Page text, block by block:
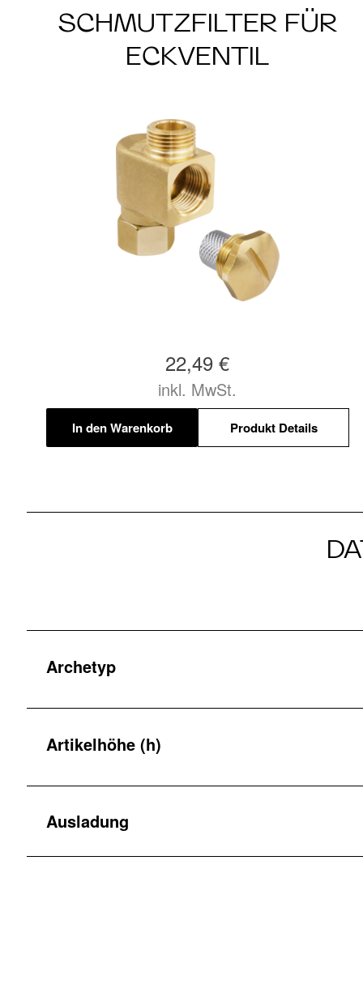
SCHMUTZFILTER FÜR
ECKVENTIL
22,49 €
inkl. MwSt.
In den Warenkorb Produkt Details
Archetyp
Artikelhöhe (h)
Ausladung